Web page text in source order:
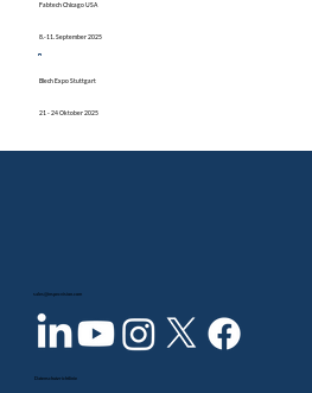
Fabtech Chicago USA
8.-11. September 2025
Blech Expo Stuttgart
21 - 24 Oktober 2025
sales@inspecvision.com
Datenschutzrichtlinie